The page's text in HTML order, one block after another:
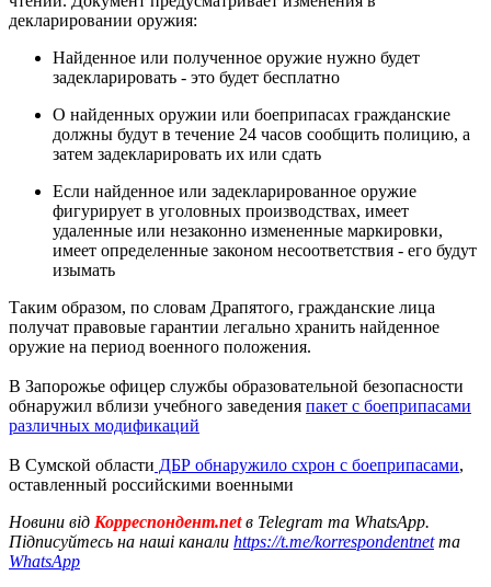
декларировании оружия:
Найденное или полученное оружие нужно будет
задекларировать - это будет бесплатно
О найденных оружии или боеприпасах гражданские
должны будут в течение 24 часов сообщить полицию, а
затем задекларировать их или сдать
Если найденное или задекларированное оружие
фигурирует в уголовных производствах, имеет
удаленные или незаконно измененные маркировки,
имеет определенные законом несоответствия - его будут
изымать
Таким образом, по словам Драпятого, гражданские лица
получат правовые гарантии легально хранить найденное
оружие на период военного положения.
В Запорожье офицер службы образовательной безопасности
обнаружил вблизи учебного заведения пакет с боеприпасами
различных модификаций
В Сумской области ДБР обнаружило схрон с боеприпасами,
оставленный российскими военными
Новини від Корреспондент.netв Telegram та WhatsApp.
Підписуйтесь на наші канали https://t.me/korrespondentnetта
WhatsApp